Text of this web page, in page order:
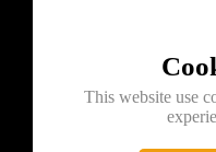
This website use
Kontakt